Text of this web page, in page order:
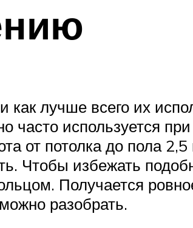
как лучше всего их
часто используется
от потолка до пола 2,5
Чтобы избежать
Получается
разобрать.